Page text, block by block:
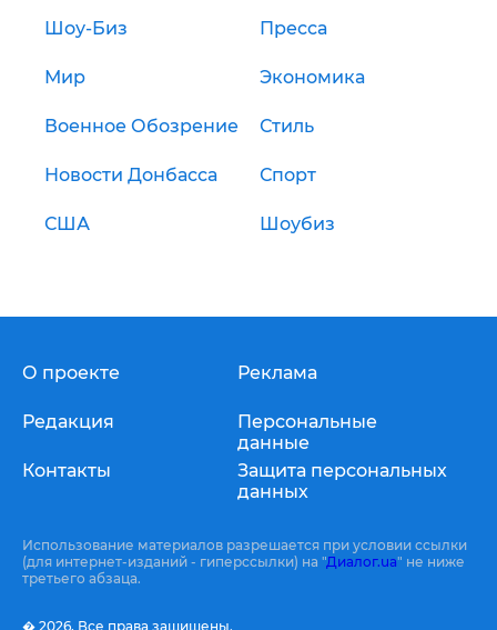
Шоу-Биз Пресса
Мир Экономика
Военное Обозрение Стиль
Новости Донбасса Спорт
США Шоубиз
О проекте
Редакция
Контакты
Реклама
Персональные
данные
Защита персональных
данных
Использование материалов разрешается при условии ссылки
(для интернет-изданий - гиперссылки) на "Диалог.ua" не ниже
третьего абзаца.
� 2026, Все права защищены.